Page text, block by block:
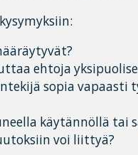
ehtoja
sopia vapaasti
käytännöllä tai
voi liittyä?